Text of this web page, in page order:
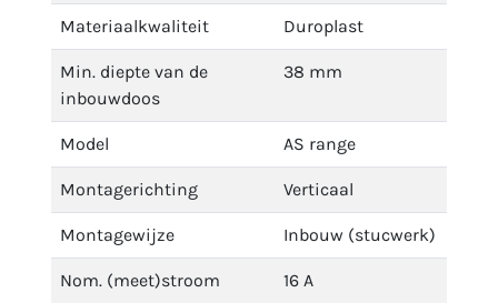
Materiaalkwaliteit Duroplast
Min. diepte van de
inbouwdoos
38 mm
Model AS range
Montagerichting Verticaal
Montagewijze Inbouw (stucwerk)
Nom. (meet)stroom 16 A